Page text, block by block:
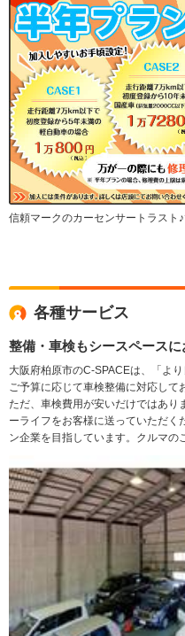
信頼マークのカーセンサートラスト
各種サービス
整備・車検もシースペース
大阪府柏原市のC-SPACEは、「よ
ご予算に応じて車検整備に対応して
ただ、車検費用が安いだけではあり
ーライフをお客様に送っていただく
ン企業を目指しています。クルマの